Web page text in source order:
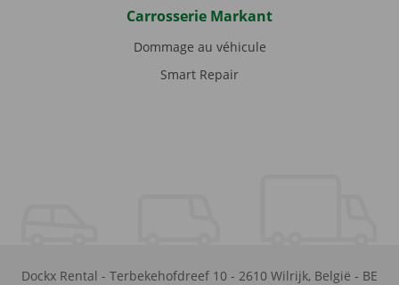
Carrosserie Markant
Dommage au véhicule
Smart Repair
Dockx Rental - Terbekehofdreef 10 - 2610 Wilrijk, België - BE